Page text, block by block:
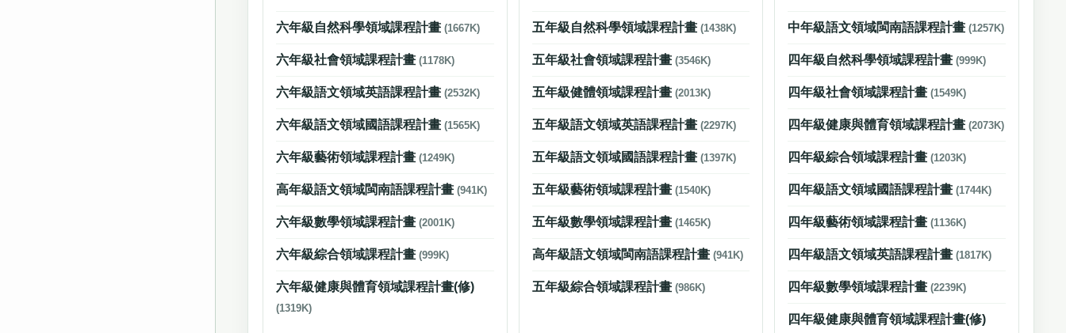
六年級自然科學領域課程計畫(1667K)
六年級社會領域課程計畫(1178K)
六年級語文領域英語課程計畫(2532K)
六年級語文領域國語課程計畫(1565K)
六年級藝術領域課程計畫(1249K)
高年級語文領域閩南語課程計畫(941K)
六年級數學領域課程計畫(2001K)
六年級綜合領域課程計畫(999K)
六年級健康與體育領域課程計畫(修)
(1319K)
五年級自然科學領域課程計畫 (1438K)
五年級社會領域課程計畫 (3546K)
五年級健體領域課程計畫 (2013K)
五年級語文領域英語課程計畫 (2297K)
五年級語文領域國語課程計畫 (1397K)
五年級藝術領域課程計畫 (1540K)
五年級數學領域課程計畫 (1465K)
高年級語文領域閩南語課程計畫 (941K)
五年級綜合領域課程計畫 (986K)
中年級語文領域閩南語課程計畫(1257K)
四年級自然科學領域課程計畫(999K)
四年級社會領域課程計畫(1549K)
四年級健康與體育領域課程計畫(2073K)
四年級綜合領域課程計畫(1203K)
四年級語文領域國語課程計畫(1744K)
四年級藝術領域課程計畫(1136K)
四年級語文領域英語課程計畫(1817K)
四年級數學領域課程計畫(2239K)
四年級健康與體育領域課程計畫(修)